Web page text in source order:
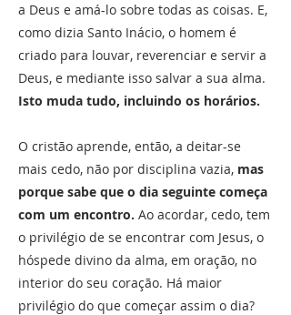
a Deus e amá-lo sobre todas as coisas. E,
como dizia Santo Inácio, o homem é
criado para louvar, reverenciar e servir a
Deus, e mediante isso salvar a sua alma.
Isto muda tudo, incluindo os horários.
O cristão aprende, então, a deitar-se
mais cedo, não por disciplina vazia, mas
porque sabe que o dia seguinte começa
com um encontro. Ao acordar, cedo, tem
o privilégio de se encontrar com Jesus, o
hóspede divino da alma, em oração, no
interior do seu coração. Há maior
privilégio do que começar assim o dia?